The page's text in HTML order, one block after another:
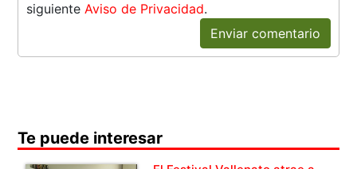
siguienteAviso de Privacidad.
Enviar comentario
Te puede interesar